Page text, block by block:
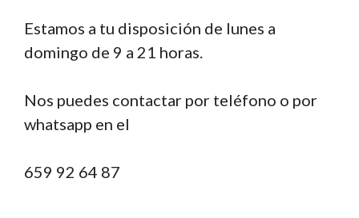
Estamos a tu disposición de lunes a
domingo de 9 a 21 horas.
Nos puedes contactar por teléfono o por
whatsapp en el
659 92 64 87